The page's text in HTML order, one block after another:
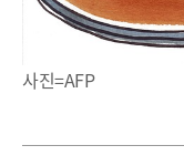
사진=AFP